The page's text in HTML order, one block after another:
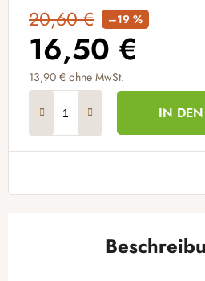
20,60 € –19 %
16,50 €
13,90 € ohne MwSt.
IN